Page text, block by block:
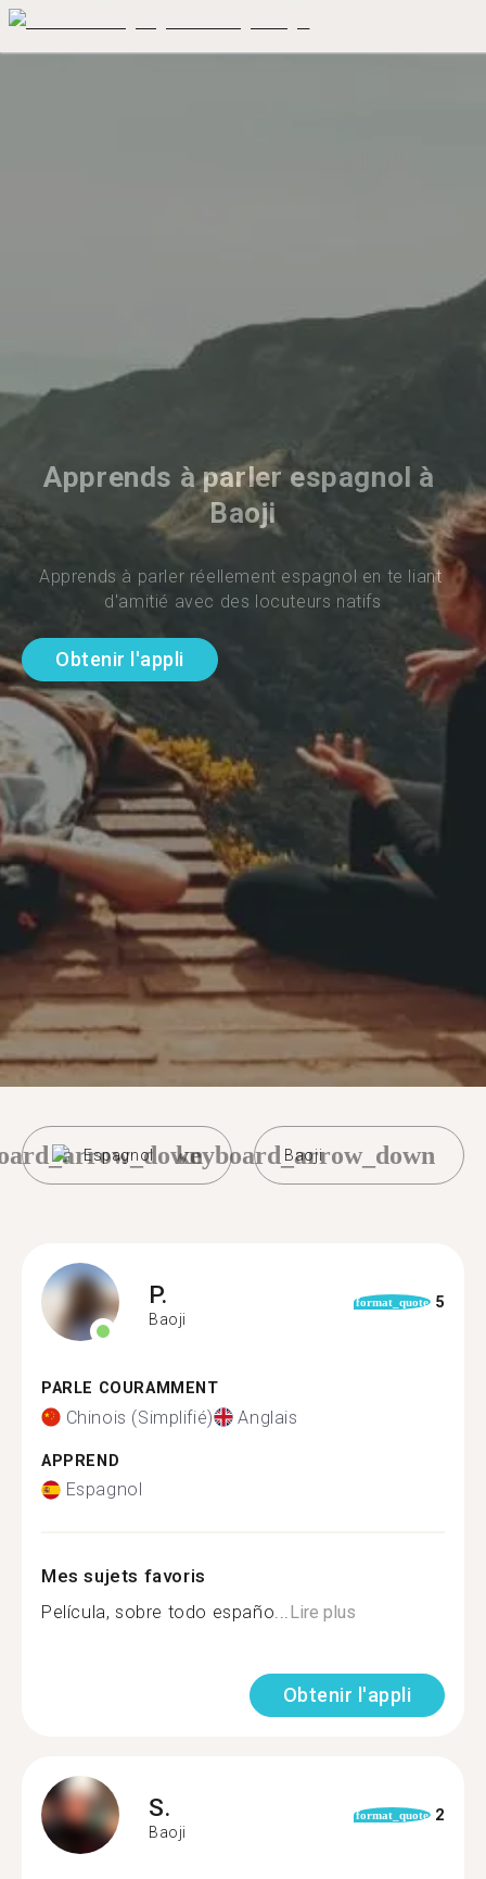
Apprends à parler espagnol à
Baoji
Apprends à parler réellement espagnol en te liant
d'amitié avec des locuteurs natifs
Obtenir l'appli
Espagnol Baoji
keyboard_arrow_down
P.
Baoji
format_quote 5
PARLE COURAMMENT
Chinois (Simplifié) Anglais
APPREND
Espagnol
Mes sujets favoris
Película, sobre todo españo...Lire plus
Obtenir l'appli
S.
Baoji
format_quote 2